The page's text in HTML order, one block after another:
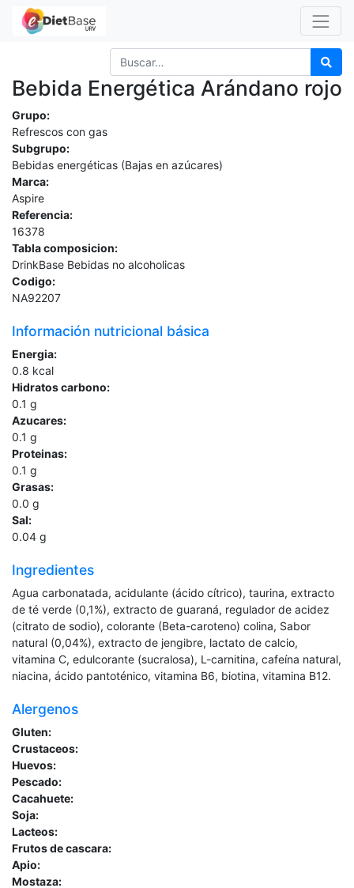
Bebida Energética Arándano rojo
Grupo:
Refrescos con gas
Subgrupo:
Bebidas energéticas (Bajas en azúcares)
Marca:
Aspire
Referencia:
16378
Tabla composicion:
DrinkBase Bebidas no alcoholicas
Codigo:
NA92207
Información nutricional básica
Energia:
0.8 kcal
Hidratos carbono:
0.1 g
Azucares:
0.1 g
Proteinas:
0.1 g
Grasas:
0.0 g
Sal:
0.04 g
Ingredientes
Agua carbonatada, acidulante (ácido cítrico), taurina, extracto
de té verde (0,1%), extracto de guaraná, regulador de acidez
(citrato de sodio), colorante (Beta-caroteno) colina, Sabor
natural (0,04%), extracto de jengibre, lactato de calcio,
vitamina C, edulcorante (sucralosa), L-carnitina, cafeína natural,
niacina, ácido pantoténico, vitamina B6, biotina, vitamina B12.
Alergenos
Gluten:
Crustaceos:
Huevos:
Pescado:
Cacahuete:
Soja:
Lacteos:
Frutos de cascara:
Apio:
Mostaza: